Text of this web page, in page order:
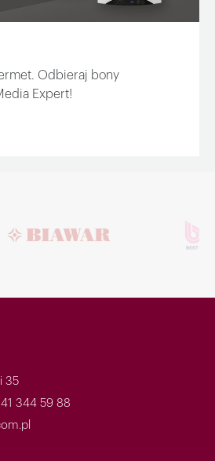
Odbieraj bony
Expert!
35
344 59 88